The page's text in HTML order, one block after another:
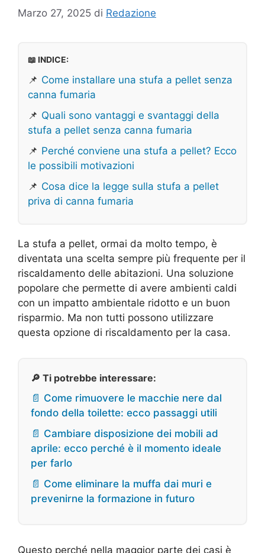
Marzo 27, 2025 di Redazione
📖 INDICE:
📌 Come installare una stufa a pellet senza
canna fumaria
📌 Quali sono vantaggi e svantaggi della
stufa a pellet senza canna fumaria
📌 Perché conviene una stufa a pellet? Ecco
le possibili motivazioni
📌 Cosa dice la legge sulla stufa a pellet
priva di canna fumaria
La stufa a pellet, ormai da molto tempo, è
diventata una scelta sempre più frequente per il
riscaldamento delle abitazioni. Una soluzione
popolare che permette di avere ambienti caldi
con un impatto ambientale ridotto e un buon
risparmio. Ma non tutti possono utilizzare
questa opzione di riscaldamento per la casa.
🔎 Ti potrebbe interessare:
📄 Come rimuovere le macchie nere dal
fondo della toilette: ecco passaggi utili
📄 Cambiare disposizione dei mobili ad
aprile: ecco perché è il momento ideale
per farlo
📄 Come eliminare la muffa dai muri e
prevenirne la formazione in futuro
Questo perché nella maggior parte dei casi è